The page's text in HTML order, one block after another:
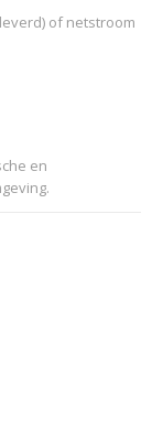
of netstroom
en